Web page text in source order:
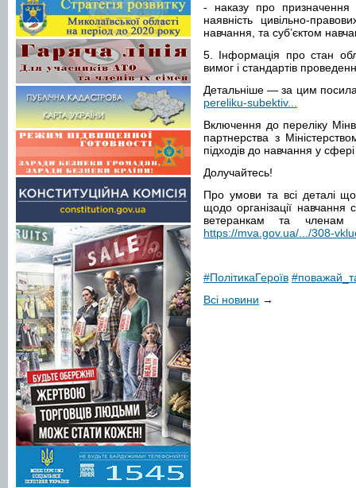
- наказу про призначення
наявність цивільно-
навчання, та суб’єктом
5. Інформація про стан
вимог і стандартів
Детальніше — за цим
pereliku-subektiv...
Включення до переліку
партнерства з
підходів до навчання у
Долучайтесь!
Про умови та всі деталі
щодо організації навчання
ветеранкам та
https://mva.gov.ua/.../308-
#ПолітикаГероїв
Всі новини →